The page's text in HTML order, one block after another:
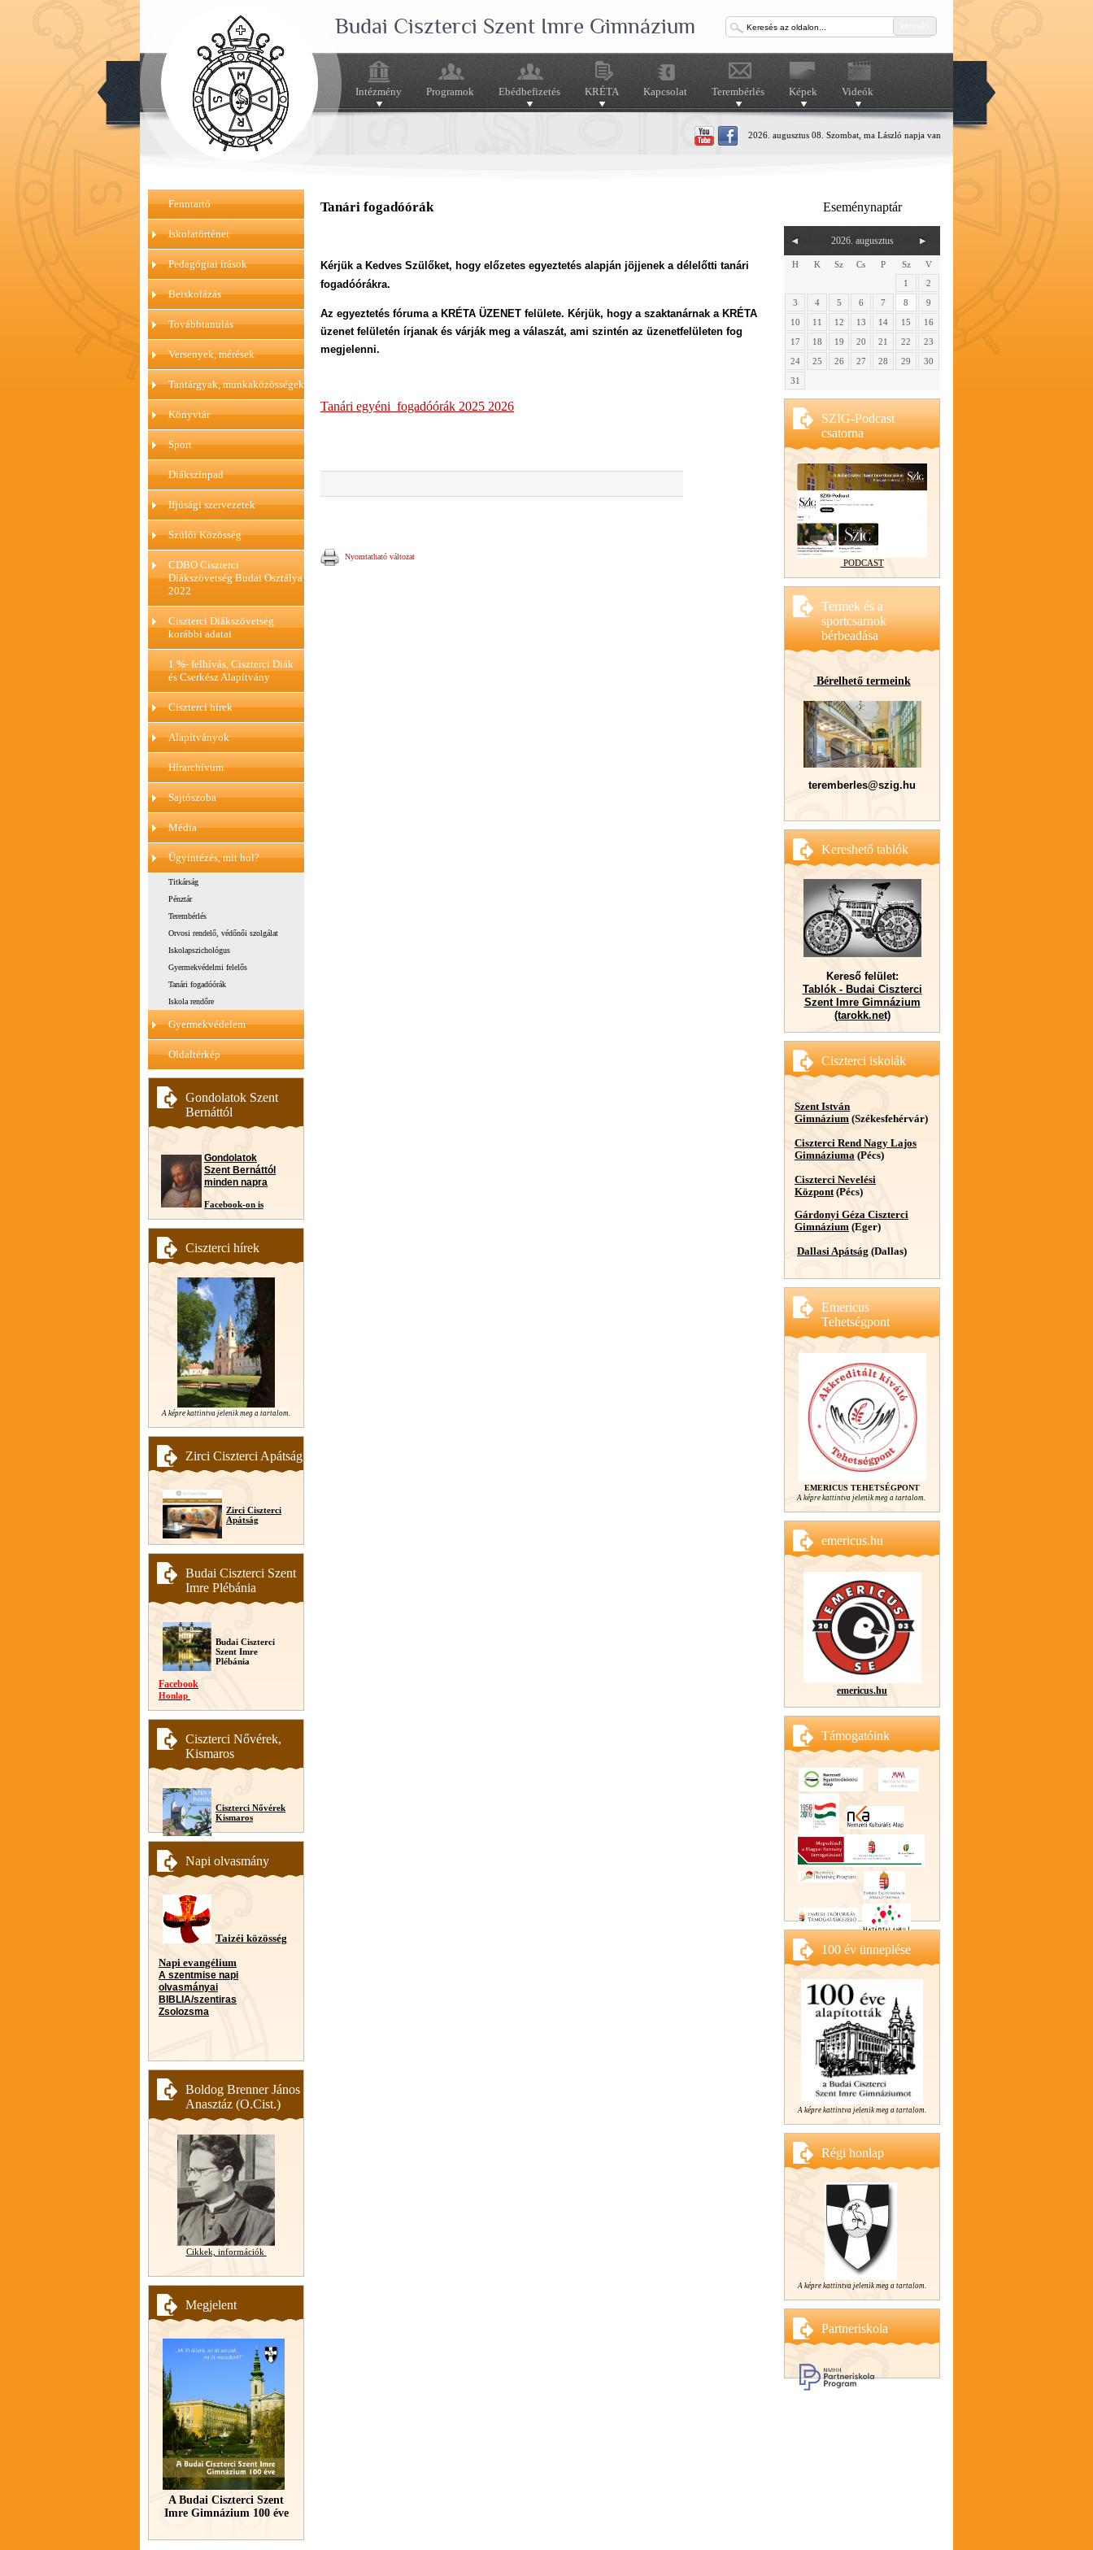
Budai Ciszterci Szent Imre Gimnázium
Intézmény Programok Ebédbefizetés KRÉTA Kapcsolat Terembérlés Képek Videók
2026. augusztus 08. Szombat, ma László napja van
Fenntartó
Iskolatörténet
Pedagógiai írások
Beiskolázás
Továbbtanulás
Versenyek, mérések
Tantárgyak, munkaközösségek
Könyvtár
Sport
Diákszínpad
Ifjúsági szervezetek
Szülői Közösség
CDBO Ciszterci
Diákszövetség Budai Osztálya
2022
Ciszterci Diákszövetség
korábbi adatai
1 %- felhívás, Ciszterci Diák
és Cserkész Alapítvány
Ciszterci hírek
Alapítványok
Hírarchívum
Sajtószoba
Média
Ügyintézés, mit hol?
Titkárság
Pénztár
Terembérlés
Orvosi rendelő, védőnői szolgálat
Iskolapszichológus
Gyermekvédelmi felelős
Tanári fogadóórák
Iskola rendőre
Gyermekvédelem
Oldaltérkép
Gondolatok Szent
Bernáttól
Gondolatok
Szent Bernáttól
minden napra
Facebook-on is
Ciszterci hírek
A képre kattintva jelenik meg a tartalom.
Zirci Ciszterci Apátság
Zirci Ciszterci
Apátság
Budai Ciszterci Szent
Imre Plébánia
Budai Ciszterci
Szent Imre
Plébánia
Facebook
Honlap
Ciszterci Nővérek,
Kismaros
Ciszterci Nővérek
Kismaros
Napi olvasmány
Taizéi közösség
Napi evangélium
A szentmise napi
olvasmányai
BIBLIA/szentiras
Zsolozsma
Boldog Brenner János
Anasztáz (O.Cist.)
Cikkek, információk
Megjelent
A Budai Ciszterci Szent
Imre Gimnázium 100 éve
Tanári fogadóórák
Kérjük a Kedves Szülőket, hogy előzetes egyeztetés alapján jöjjenek a délelőtti tanári
fogadóórákra.
Az egyeztetés fóruma a KRÉTA ÜZENET felülete. Kérjük, hogy a szaktanárnak a KRÉTA
üzenet felületén írjanak és várják meg a válaszát, ami szintén az üzenetfelületen fog
megjelenni.
Tanári egyéni fogadóórák 2025 2026
Nyomtatható változat
Eseménynaptár
2026. augusztus
H K Sz Cs P Sz
V
1
2
3
4 5 6 7 8
9
10
11 12 13 14 15
16
17
18 19 20 21 22
23
24
25 26 27 28 29
30
31
SZIG-Podcast
csatorna
PODCAST
Termek és a
sportcsarnok
bérbeadása
Bérelhető termeink
teremberles@szig.hu
Kereshető tablók
Kereső felület:
Tablók - Budai Ciszterci
Szent Imre Gimnázium
(tarokk.net)
Ciszterci iskolák
Szent István
Gimnázium (Székesfehérvár)
Ciszterci Rend Nagy Lajos
Gimnáziuma (Pécs)
Ciszterci Nevelési
Központ(Pécs)
Gárdonyi Géza Ciszterci
Gimnázium (Eger)
Dallasi Apátság (Dallas)
Emericus
Tehetségpont
EMERICUS TEHETSÉGPONT
A képre kattintva jelenik meg a tartalom.
emericus.hu
emericus.hu
Támogatóink
100 év ünneplése
A képre kattintva jelenik meg a tartalom.
Régi honlap
A képre kattintva jelenik meg a tartalom.
Partneriskola